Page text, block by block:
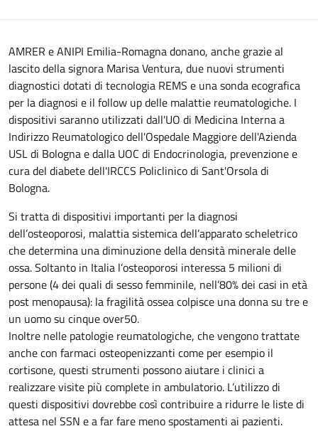
AMRER e ANIPI Emilia-Romagna donano, anche grazie al
lascito della signora Marisa Ventura, due nuovi strumenti
diagnostici dotati di tecnologia REMS e una sonda ecografica
per la diagnosi e il follow up delle malattie reumatologiche. I
dispositivi saranno utilizzati dall'UO di Medicina Interna a
Indirizzo Reumatologico dell'Ospedale Maggiore dell'Azienda
USL di Bologna e dalla UOC di Endocrinologia, prevenzione e
cura del diabete dell'IRCCS Policlinico di Sant'Orsola di
Bologna.
Si tratta di dispositivi importanti per la diagnosi
dell’osteoporosi, malattia sistemica dell’apparato scheletrico
che determina una diminuzione della densità minerale delle
ossa. Soltanto in Italia l’osteoporosi interessa 5 milioni di
persone (4 dei quali di sesso femminile, nell’80% dei casi in età
post menopausa): la fragilità ossea colpisce una donna su tre e
un uomo su cinque over50.
Inoltre nelle patologie reumatologiche, che vengono trattate
anche con farmaci osteopenizzanti come per esempio il
cortisone, questi strumenti possono aiutare i clinici a
realizzare visite più complete in ambulatorio. L’utilizzo di
questi dispositivi dovrebbe così contribuire a ridurre le liste di
attesa nel SSN e a far fare meno spostamenti ai pazienti.